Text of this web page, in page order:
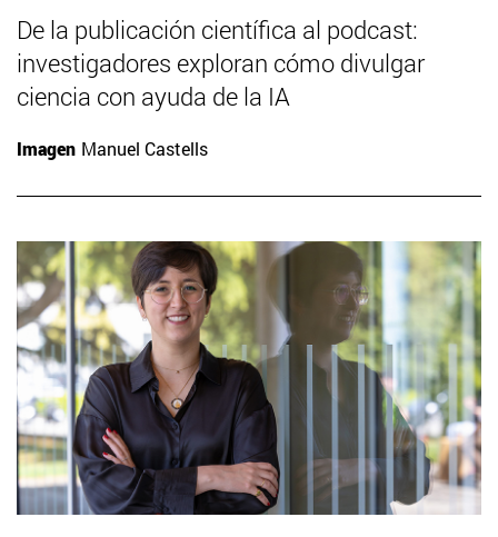
De la publicación científica al podcast:
investigadores exploran cómo divulgar
ciencia con ayuda de la IA
Imagen Manuel Castells